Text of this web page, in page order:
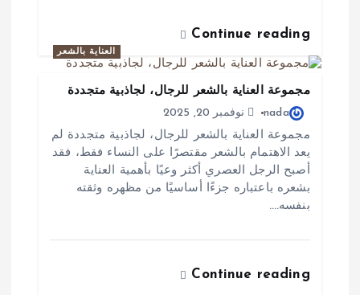
Continue reading
العناية بالشعر
مجموعة العناية بالشعر للرجال، لجاذبية متجددة
nada
نوفمبر 20, 2025
مجموعة العناية بالشعر للرجال، لجاذبية متجددة لم
يعد الاهتمام بالشعر مقتصرًا على النساء فقط، فقد
أصبح الرجل العصري أكثر وعيًا بأهمية العناية
بشعره باعتباره جزءًا أساسيًا من مظهره وثقته
بنفسه.…
Continue reading